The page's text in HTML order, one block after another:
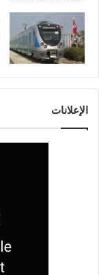
الإعلانات